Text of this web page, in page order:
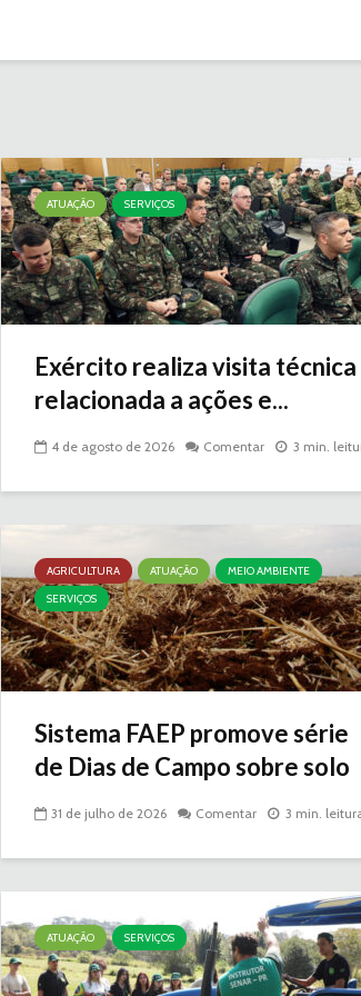
ATUAÇÃO SERVIÇOS
Exército realiza visita técnica
relacionada a ações e...
4 de agosto de 2026 Comentar 3 min.
AGRICULTURA ATUAÇÃO
MEIO AMBIENTE
SERVIÇOS
Sistema FAEP promove série
de Dias de Campo sobre solo
31 de julho de 2026 Comentar 3 min.
ATUAÇÃO SERVIÇOS